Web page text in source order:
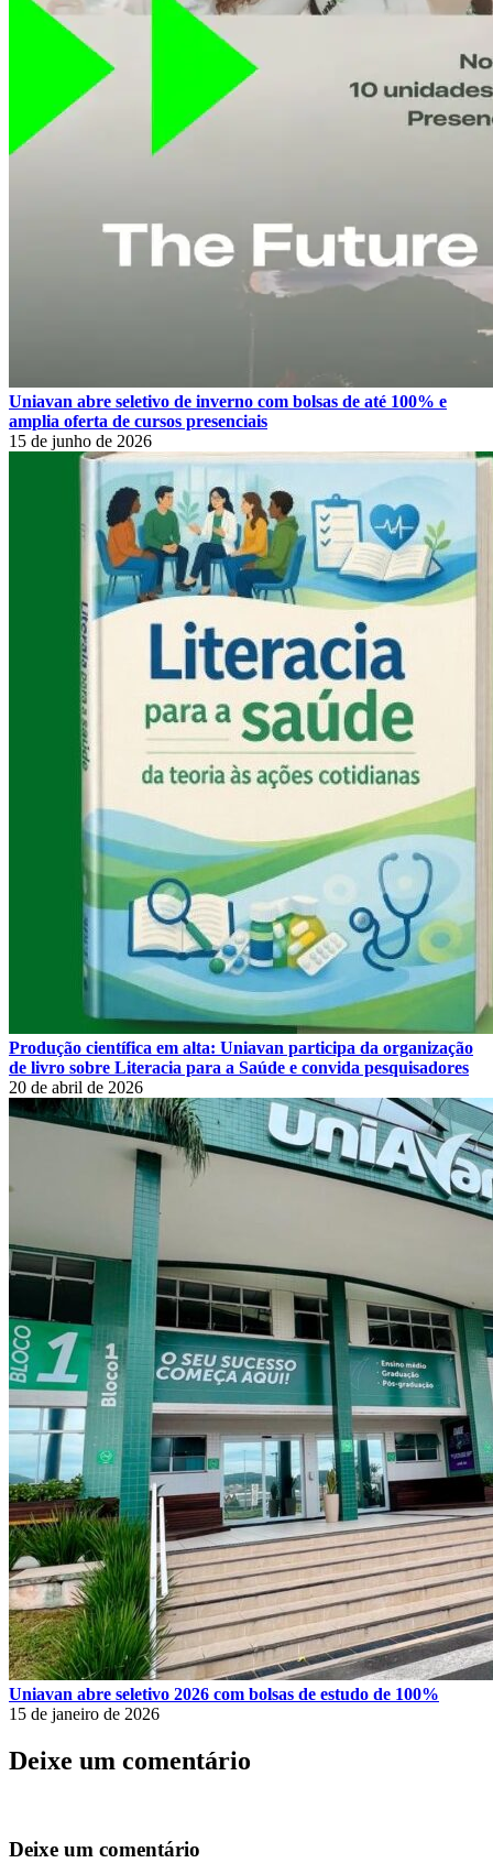
Uniavan abre seletivo de inverno com bolsas de até 100% e
amplia oferta de cursos presenciais
15 de junho de 2026
Produção científica em alta: Uniavan participa da organização
de livro sobre Literacia para a Saúde e convida pesquisadores
20 de abril de 2026
Uniavan abre seletivo 2026 com bolsas de estudo de 100%
15 de janeiro de 2026
Deixe um comentário
Deixe um comentário